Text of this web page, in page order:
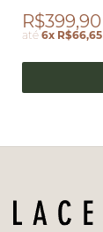
R$399,90
até6x R$66,65